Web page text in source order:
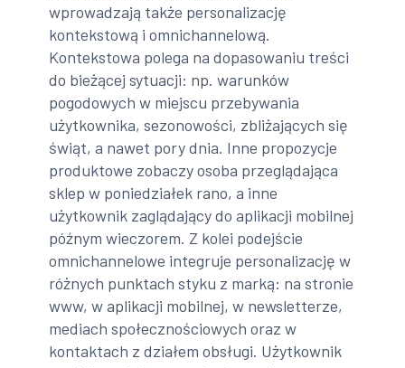
wprowadzają także personalizację
kontekstową i omnichannelową.
Kontekstowa polega na dopasowaniu treści
do bieżącej sytuacji: np. warunków
pogodowych w miejscu przebywania
użytkownika, sezonowości, zbliżających się
świąt, a nawet pory dnia. Inne propozycje
produktowe zobaczy osoba przeglądająca
sklep w poniedziałek rano, a inne
użytkownik zaglądający do aplikacji mobilnej
późnym wieczorem. Z kolei podejście
omnichannelowe integruje personalizację w
różnych punktach styku z marką: na stronie
www, w aplikacji mobilnej, w newsletterze,
mediach społecznościowych oraz w
kontaktach z działem obsługi. Użytkownik